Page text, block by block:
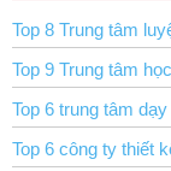
Top 8 Trung tâm
Top 9 Trung tâm
Top 6 trung tâm
Top 6 công ty thiết